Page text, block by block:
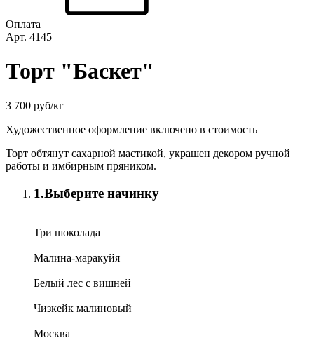
Оплата
Арт. 4145
Торт "Баскет"
3 700 руб/кг
Художественное оформление включено в стоимость
Торт обтянут сахарной мастикой, украшен декором ручной
работы и имбирным пряником.
1.Выберите начинку
Три шоколада
Малина-маракуйя
Белый лес с вишней
Чизкейк малиновый
Москва